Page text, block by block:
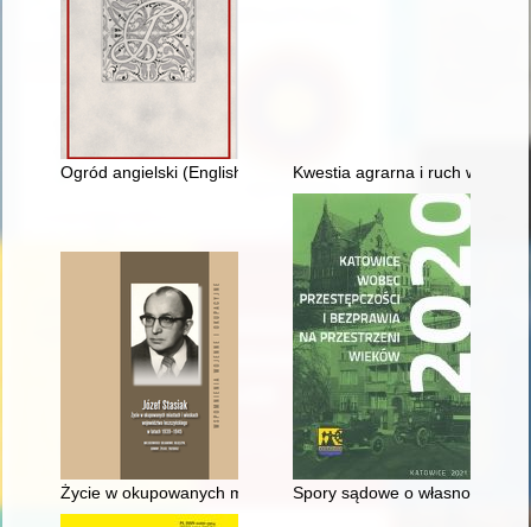
Ogród angielski (English landscape garden) na Dolnym
Kwestia agrarna i ruch
Życie w okupowanych miastach i wioskach województwa
Spory sądowe o własność